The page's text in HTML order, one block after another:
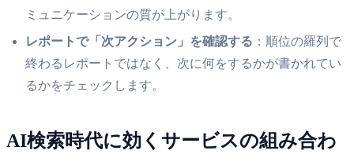
ミュニケーションの質が上がります。
レポートで「次アクション」を確認する ：順位の羅列で
終わるレポートではなく、次に何をするかが書かれてい
るかをチェックします。
AI検索時代に効くサービスの組み合わ